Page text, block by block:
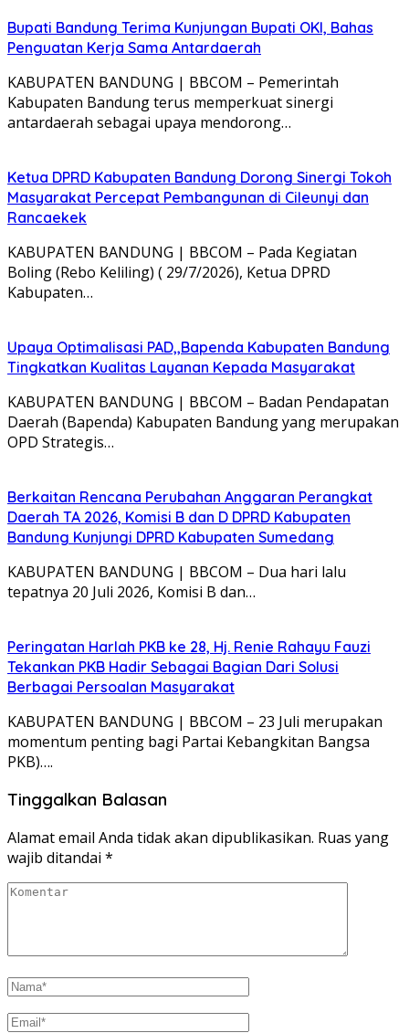
Bupati Bandung Terima Kunjungan Bupati OKI, Bahas
Penguatan Kerja Sama Antardaerah
KABUPATEN BANDUNG | BBCOM – Pemerintah
Kabupaten Bandung terus memperkuat sinergi
antardaerah sebagai upaya mendorong…
Ketua DPRD Kabupaten Bandung Dorong Sinergi Tokoh
Masyarakat Percepat Pembangunan di Cileunyi dan
Rancaekek
KABUPATEN BANDUNG | BBCOM – Pada Kegiatan
Boling (Rebo Keliling) ( 29/7/2026), Ketua DPRD
Kabupaten…
Upaya Optimalisasi PAD,,Bapenda Kabupaten Bandung
Tingkatkan Kualitas Layanan Kepada Masyarakat
KABUPATEN BANDUNG | BBCOM – Badan Pendapatan
Daerah (Bapenda) Kabupaten Bandung yang merupakan
OPD Strategis…
Berkaitan Rencana Perubahan Anggaran Perangkat
Daerah TA 2026, Komisi B dan D DPRD Kabupaten
Bandung Kunjungi DPRD Kabupaten Sumedang
KABUPATEN BANDUNG | BBCOM – Dua hari lalu
tepatnya 20 Juli 2026, Komisi B dan…
Peringatan Harlah PKB ke 28, Hj. Renie Rahayu Fauzi
Tekankan PKB Hadir Sebagai Bagian Dari Solusi
Berbagai Persoalan Masyarakat
KABUPATEN BANDUNG | BBCOM – 23 Juli merupakan
momentum penting bagi Partai Kebangkitan Bangsa
PKB)….
Tinggalkan Balasan
Alamat email Anda tidak akan dipublikasikan. Ruas yang
wajib ditandai *